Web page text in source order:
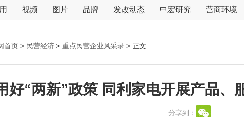
视频 图片 品牌 发改动态 中宏研究 营商环境
首页 > 民营经济 > 重点民营企业风采录 > 正文
好“两新”政策 同利家电开展产品、
分享到：